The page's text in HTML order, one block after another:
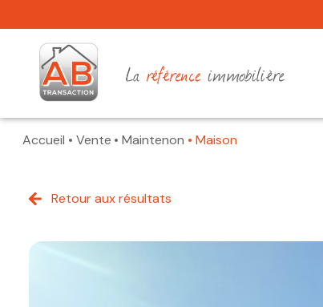
Accueil Vente Maintenon Maison
Retour aux résultats